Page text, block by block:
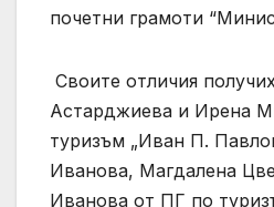
почетни грамоти
Своите отличия
Астарджиева и Ирена
туризъм „Иван П.
Иванова, Магдалена
Иванова от ПГ по